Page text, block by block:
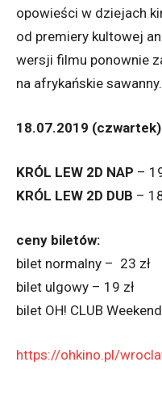
opowieści w dziejach
od premiery kultowej
wersji filmu ponownie
na afrykańskie sawanny.
18.07.2019 (czwartek)
KRÓL LEW 2D NAP –
KRÓL LEW 2D DUB –
ceny biletów:
bilet normalny – 23 zł
bilet ulgowy – 19 zł
bilet OH! CLUB
https://ohkino.pl/